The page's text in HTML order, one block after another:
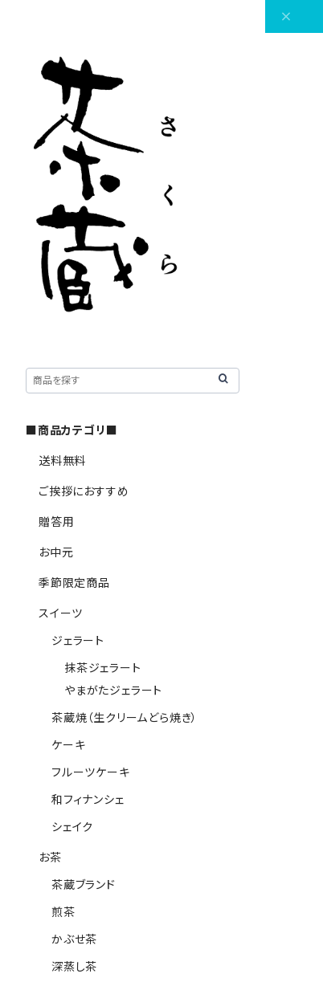
■商品カテゴリ■
送料無料
ご挨拶におすすめ
贈答用
お中元
季節限定商品
スイーツ
ジェラート
抹茶ジェラート
やまがたジェラート
茶蔵焼（生クリームどら焼き）
ケーキ
フルーツケーキ
和フィナンシェ
シェイク
お茶
茶蔵ブランド
煎茶
かぶせ茶
深蒸し茶